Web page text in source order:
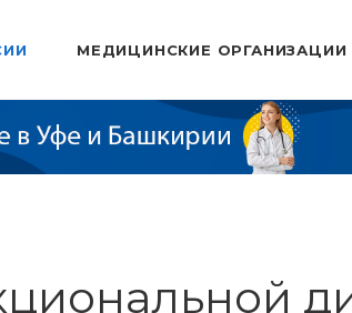
МЕДИЦИНСКИЕ ОРГАНИЗАЦИИ